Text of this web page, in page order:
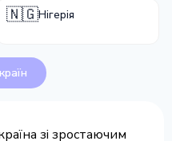
🇳🇬Нігерія
зі зростаючим